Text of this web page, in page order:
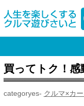
買ってトク！感
クルマ×カ